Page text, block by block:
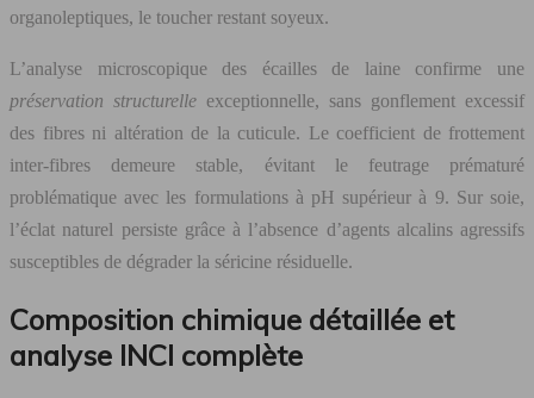
organoleptiques, le toucher restant soyeux.
L’analyse microscopique des écailles de laine confirme une
préservation structurelle exceptionnelle, sans gonflement excessif
des fibres ni altération de la cuticule. Le coefficient de frottement
inter-fibres demeure stable, évitant le feutrage prématuré
problématique avec les formulations à pH supérieur à 9. Sur soie,
l’éclat naturel persiste grâce à l’absence d’agents alcalins agressifs
susceptibles de dégrader la séricine résiduelle.
Composition chimique détaillée et
analyse INCI complète